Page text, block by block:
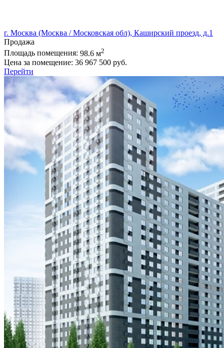
г. Москва (Москва / Московская обл), Каширский проезд, д.1
Продажа
Площадь помещения: 98.6 м2
Цена за помещение: 36 967 500 руб.
Перейти